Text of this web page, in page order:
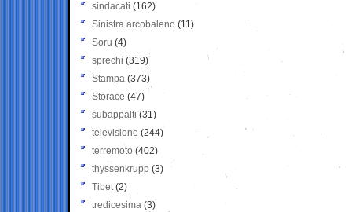
sindacati (162)
Sinistra arcobaleno (11)
Soru (4)
sprechi (319)
Stampa (373)
Storace (47)
subappalti (31)
televisione(244)
terremoto (402)
thyssenkrupp (3)
Tibet(2)
tredicesima (3)